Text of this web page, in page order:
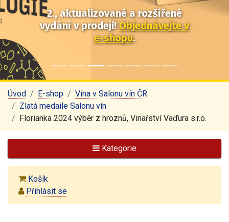
2., aktualizované a rozšířené
vydání v prodeji!Objednávejte v
e-shopu.
Úvod E-shop
Vína v Salonu vín ČR
Zlatá medaile Salonu vín
Florianka 2024 výběr z hroznů, Vinařství Vaďura s.r.o.
Kategorie
Košík
Přihlásit se